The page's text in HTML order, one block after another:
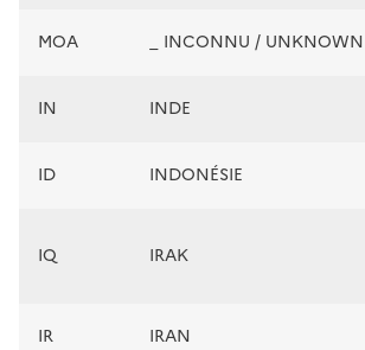
MOA _ INCONNU / UNKNOWN
IN INDE
ID INDONÉSIE
IQ IRAK
IR IRAN